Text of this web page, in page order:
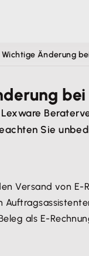
Wichtige Änderung
Sie
Versand von E-
als E-